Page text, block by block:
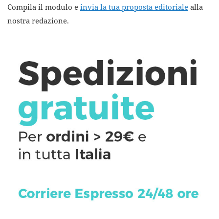
Compila il modulo e invia la tua proposta editoriale alla
nostra redazione.